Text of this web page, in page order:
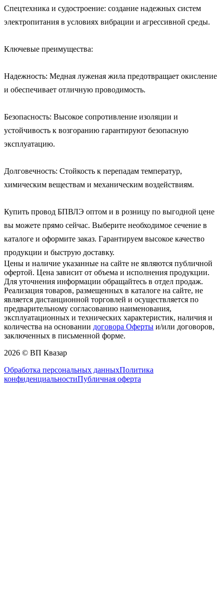
Спецтехника и судостроение: создание надежных систем
электропитания в условиях вибрации и агрессивной среды.
Ключевые преимущества:
Надежность: Медная луженая жила предотвращает окисление
и обеспечивает отличную проводимость.
Безопасность: Высокое сопротивление изоляции и
устойчивость к возгоранию гарантируют безопасную
эксплуатацию.
Долговечность: Стойкость к перепадам температур,
химическим веществам и механическим воздействиям.
Купить провод БПВЛЭ оптом и в розницу по выгодной цене
вы можете прямо сейчас. Выберите необходимое сечение в
каталоге и оформите заказ. Гарантируем высокое качество
продукции и быструю доставку.
Цены и наличие указанные на сайте не являются публичной
офертой. Цена зависит от объема и исполнения продукции.
Для уточнения информации обращайтесь в отдел продаж.
Реализация товаров, размещенных в каталоге на сайте, не
является дистанционной торговлей и осуществляется по
предварительному согласованию наименования,
эксплуатационных и технических характеристик, наличия и
количества на основании договора Оферты и/или договоров,
заключенных в письменной форме.
2026 © ВП Квазар
Обработка персональных данныхПолитика
конфиденциальностиПубличная оферта